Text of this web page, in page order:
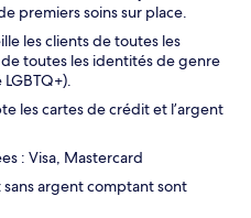
premiers soins sur place.
les clients de toutes les
toutes les identités de genre
les cartes de crédit et l’argent
: Visa, Mastercard
argent comptant sont